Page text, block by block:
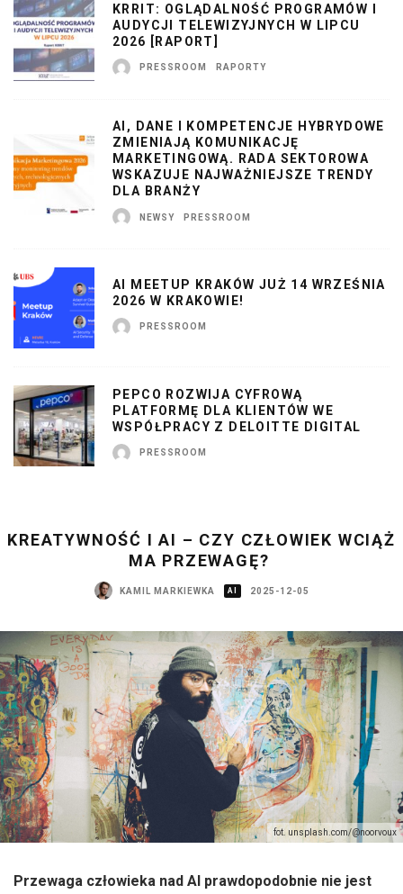
KRRIT: OGLĄDALNOŚĆ PROGRAMÓW I
AUDYCJI TELEWIZYJNYCH W LIPCU
2026 [RAPORT]
PRESSROOM RAPORTY
AI, DANE I KOMPETENCJE HYBRYDOWE
ZMIENIAJĄ KOMUNIKACJĘ
MARKETINGOWĄ. RADA SEKTOROWA
WSKAZUJE NAJWAŻNIEJSZE TRENDY
DLA BRANŻY
NEWSY PRESSROOM
AI MEETUP KRAKÓW JUŻ 14 WRZEŚNIA
2026 W KRAKOWIE!
PRESSROOM
PEPCO ROZWIJA CYFROWĄ
PLATFORMĘ DLA KLIENTÓW WE
WSPÓŁPRACY Z DELOITTE DIGITAL
PRESSROOM
KREATYWNOŚĆ I AI – CZY CZŁOWIEK WCIĄŻ
MA PRZEWAGĘ?
KAMIL MARKIEWKA AI 2025-12-05
fot. unsplash.com/@noorvoux
Przewaga człowieka nad AI prawdopodobnie nie jest